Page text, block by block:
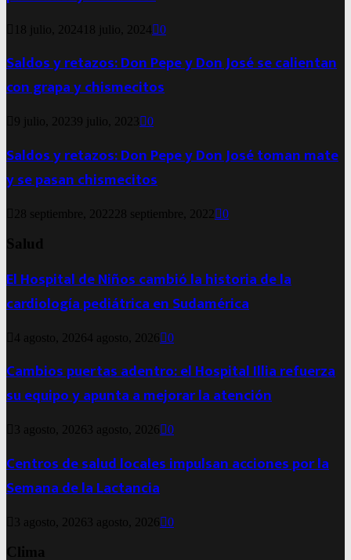
18 julio, 2024 18 julio, 2024 0
Saldos y retazos: Don Pepe y Don José se calientan
con grapa y chismecitos
9 julio, 20239 julio, 2023 0
Saldos y retazos: Don Pepe y Don José toman mate
y se pasan chismecitos
28 septiembre, 2022 28 septiembre, 2022 0
Salud
El Hospital de Niños cambió la historia de la
cardiología pediátrica en Sudamérica
4 agosto, 20264 agosto, 2026 0
Cambios puertas adentro: el Hospital Illia refuerza
su equipo y apunta a mejorar la atención
3 agosto, 2026 3 agosto, 2026 0
Centros de salud locales impulsan acciones por la
Semana de la Lactancia
3 agosto, 2026 3 agosto, 2026 0
Clima